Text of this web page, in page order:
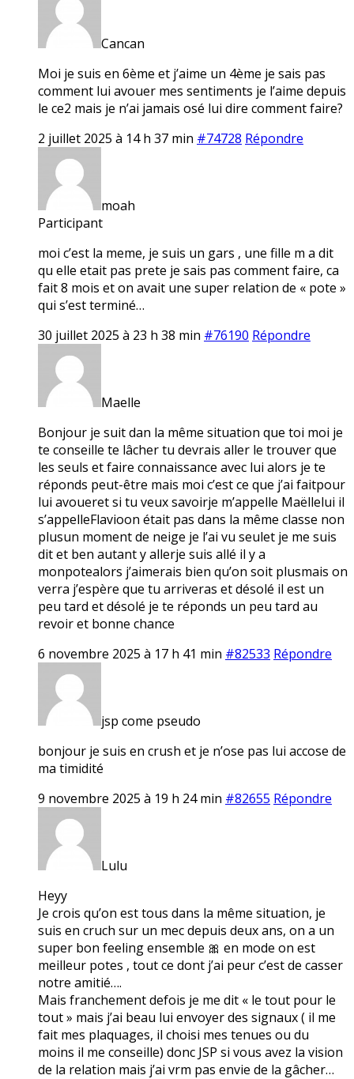
Cancan
Moi je suis en 6ème et j’aime un 4ème je sais pas
comment lui avouer mes sentiments je l’aime depuis
le ce2 mais je n’ai jamais osé lui dire comment faire?
2 juillet 2025 à 14 h 37 min #74728 Répondre
moah
Participant
moi c’est la meme, je suis un gars , une fille m a dit
qu elle etait pas prete je sais pas comment faire, ca
fait 8 mois et on avait une super relation de « pote »
qui s’est terminé…
30 juillet 2025 à 23 h 38 min #76190 Répondre
Maelle
Bonjour je suit dan la même situation que toi moi je
te conseille te lâcher tu devrais aller le trouver que
les seuls et faire connaissance avec lui alors je te
réponds peut-être mais moi c’est ce que j’ai faitpour
lui avoueret si tu veux savoirje m’appelle Maëllelui il
s’appelleFlavioon était pas dans la même classe non
plusun moment de neige je l’ai vu seulet je me suis
dit et ben autant y allerje suis allé il y a
monpotealors j’aimerais bien qu’on soit plusmais on
verra j’espère que tu arriveras et désolé il est un
peu tard et désolé je te réponds un peu tard au
revoir et bonne chance
6 novembre 2025 à 17 h 41 min #82533 Répondre
jsp come pseudo
bonjour je suis en crush et je n’ose pas lui accose de
ma timidité
9 novembre 2025 à 19 h 24 min #82655 Répondre
Lulu
Heyy
Je crois qu’on est tous dans la même situation, je
suis en cruch sur un mec depuis deux ans, on a un
super bon feeling ensemble 🎀 en mode on est
meilleur potes , tout ce dont j’ai peur c’est de casser
notre amitié….
Mais franchement defois je me dit « le tout pour le
tout » mais j’ai beau lui envoyer des signaux ( il me
fait mes plaquages, il choisi mes tenues ou du
moins il me conseille) donc JSP si vous avez la vision
de la relation mais j’ai vrm pas envie de la gâcher…